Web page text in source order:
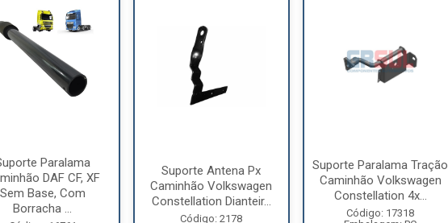
Paralama
DAF CF, XF
Sem Base, Com
Borracha ...
Suporte Antena Px
Caminhão Volkswagen
Constellation Dianteir...
Código: 2178
Suporte Paralama Tração
Caminhão Volkswagen
Constellation 4x...
Código: 17318